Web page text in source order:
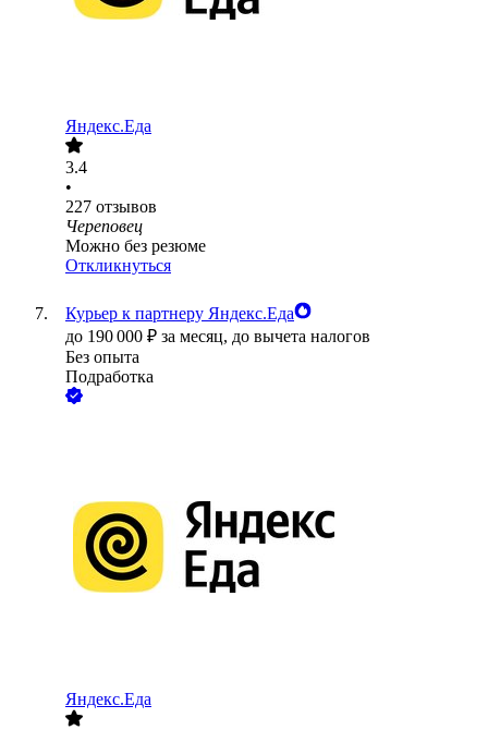
Яндекс.Еда
3.4
•
227 отзывов
Череповец
Можно без резюме
Откликнуться
Курьер к партнеру Яндекс.Еда
до 190 000 ₽ за месяц, до вычета налогов
Без опыта
Подработка
Яндекс.Еда